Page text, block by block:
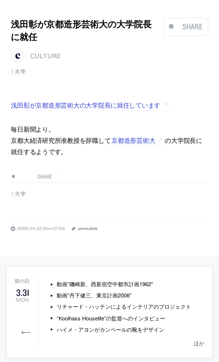
SHARE
浅田彰が京都造形芸術大の大学院長
に就任
CULTURE
大学
浅田彰が京都造形芸術大の大学院長に就任しています
毎日新聞より。
京都大経済研究所准教授を辞職して京都造形芸術大
の大学院長に
就任するようです。
SHARE
大学
2008.04.02 Wed 07:58 permalink
3.31
MON
動画”磯崎新、西新宿空中都市計画1962″
動画”丹下健三、東京計画2006″
リチャード・ハッテンによるインテリアのプロジェクト
“Koolhass Houselife”の監督へのインタビュー
ハイメ・アヨンがカンペールの靴をデザイン
ほか